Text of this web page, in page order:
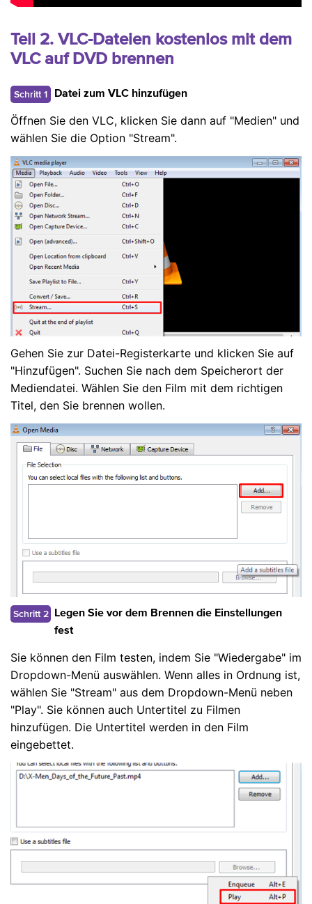
Teil 2. VLC-Dateien kostenlos mit dem
VLC auf DVD brennen
Schritt 1 Datei zum VLC hinzufügen
Öffnen Sie den VLC, klicken Sie dann auf "Medien" und
wählen Sie die Option "Stream".
Gehen Sie zur Datei-Registerkarte und klicken Sie auf
"Hinzufügen". Suchen Sie nach dem Speicherort der
Mediendatei. Wählen Sie den Film mit dem richtigen
Titel, den Sie brennen wollen.
Schritt 2 Legen Sie vor dem Brennen die Einstellungen
fest
Sie können den Film testen, indem Sie "Wiedergabe" im
Dropdown-Menü auswählen. Wenn alles in Ordnung ist,
wählen Sie "Stream" aus dem Dropdown-Menü neben
"Play". Sie können auch Untertitel zu Filmen
hinzufügen. Die Untertitel werden in den Film
eingebettet.